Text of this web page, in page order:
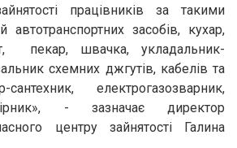
працівників за такими
автотранспортних засобів, кухар,
пекар, швачка, укладальник-
схемних джгутів, кабелів та
електрогазозварник,
- зазначає директор
центру зайнятості Галина